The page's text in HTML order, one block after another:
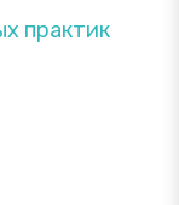
практик